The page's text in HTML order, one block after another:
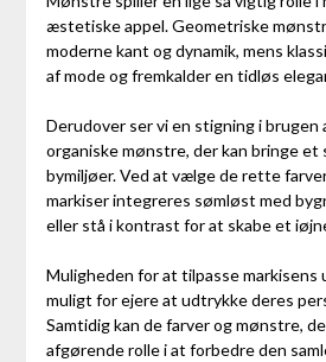
æstetiske appel. Geometriske
moderne kant og dynamik, mens
af mode og fremkalder en tidløs
Derudover ser vi en stigning i brugen
organiske mønstre, der kan bringe
bymiljøer. Ved at vælge de rette
markiser integreres sømløst med
eller stå i kontrast for at skabe et
Muligheden for at tilpasse markisens
muligt for ejere at udtrykke deres
Samtidig kan de farver og mønstre,
afgørende rolle i at forbedre den